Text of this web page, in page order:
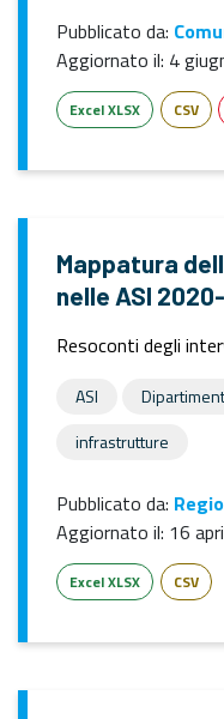
Pubblicato da:
Aggiornato il: 4
Excel XLSX CSV
Mappatura
nelle ASI
Resoconti degli
ASI
infrastrutture
Pubblicato da:
Aggiornato il: 16
Excel XLSX CSV